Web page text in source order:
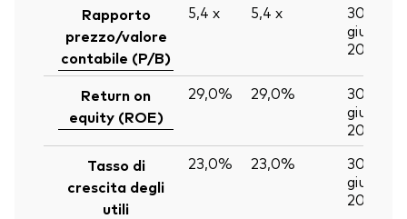
Rapporto
prezzo/valore
contabile (P/B)
5,4 x 5,4 x
30
giu
2026
Return on
equity (ROE)
29,0% 29,0%
30
giu
2026
Tasso di
crescita degli
utili
23,0% 23,0%
30
giu
2026